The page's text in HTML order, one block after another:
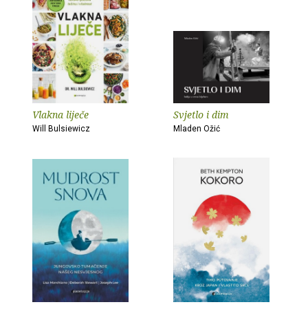
Vlakna liječe
Will Bulsiewicz
Svjetlo i dim
Mladen Ožić